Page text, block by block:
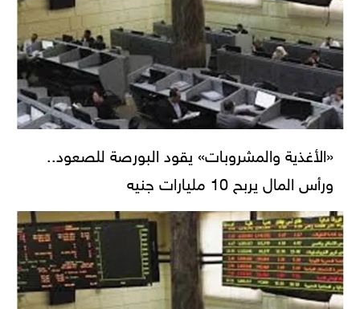
«الأغذية والمشروبات» يقود البورصة للصعود..
ورأس المال يربح 10 مليارات جنيه